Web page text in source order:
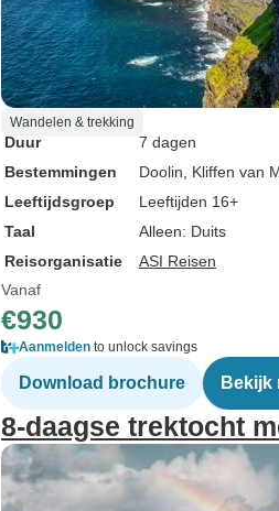
Wandelen & trekking
Duur
7 dagen
Bestemmingen
Doolin , Kliffen van
Leeftijdsgroep
Leeftijden 16+
Taal
Alleen: Duits
Reisorganisatie
ASI Reisen
Vanaf
€930
Aanmelden to unlock savings
Download brochure Bekijk
8-daagse trektocht